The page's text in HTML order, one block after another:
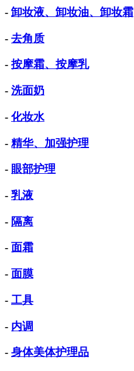
- 卸妆液、卸妆油、卸妆霜
- 去角质
- 按摩霜、按摩乳
- 洗面奶
- 化妆水
- 精华、加强护理
- 眼部护理
- 乳液
- 隔离
- 面霜
- 面膜
- 工具
- 内调
- 身体美体护理品